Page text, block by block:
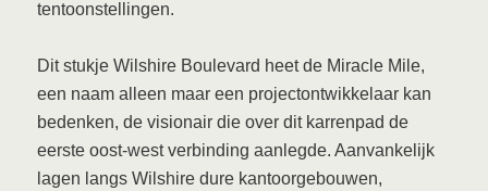
tentoonstellingen.
Dit stukje Wilshire Boulevard heet de Miracle Mile,
een naam alleen maar een projectontwikkelaar kan
bedenken, de visionair die over dit karrenpad de
eerste oost-west verbinding aanlegde. Aanvankelijk
lagen langs Wilshire dure kantoorgebouwen,